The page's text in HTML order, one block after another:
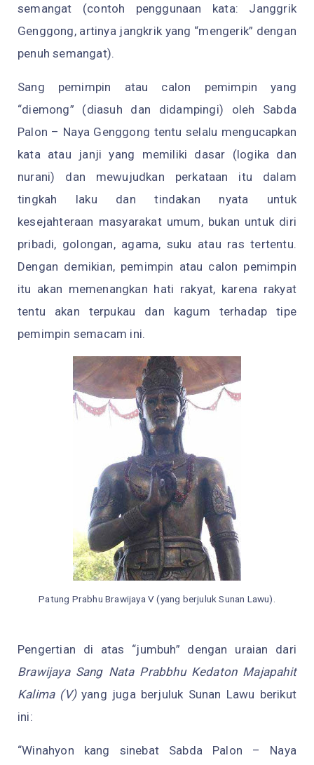
semangat (contoh penggunaan kata: Janggrik
Genggong, artinya jangkrik yang “mengerik” dengan
penuh semangat).
Sang pemimpin atau calon pemimpin yang
“diemong” (diasuh dan didampingi) oleh Sabda
Palon – Naya Genggong tentu selalu mengucapkan
kata atau janji yang memiliki dasar (logika dan
nurani) dan mewujudkan perkataan itu dalam
tingkah laku dan tindakan nyata untuk
kesejahteraan masyarakat umum, bukan untuk diri
pribadi, golongan, agama, suku atau ras tertentu.
Dengan demikian, pemimpin atau calon pemimpin
itu akan memenangkan hati rakyat, karena rakyat
tentu akan terpukau dan kagum terhadap tipe
pemimpin semacam ini.
Patung Prabhu Brawijaya V (yang berjuluk Sunan Lawu).
Pengertian di atas “jumbuh” dengan uraian dari
Brawijaya Sang Nata Prabbhu Kedaton Majapahit
Kalima (V)yang juga berjuluk Sunan Lawu berikut
ini:
“Winahyon kang sinebat Sabda Palon – Naya